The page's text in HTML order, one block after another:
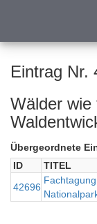
Eintrag Nr.
Wälder wie
Übergeordnete
ID
TITEL
42696